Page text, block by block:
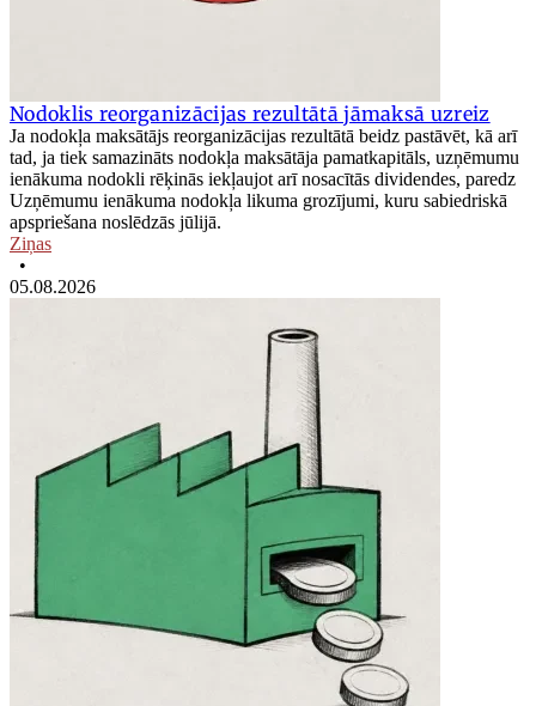
Nodoklis reorganizācijas rezultātā jāmaksā uzreiz
Ja nodokļa maksātājs reorganizācijas rezultātā beidz pastāvēt, kā arī
tad, ja tiek samazināts nodokļa maksātāja pamatkapitāls, uzņēmumu
ienākuma nodokli rēķinās iekļaujot arī nosacītās dividendes, paredz
Uzņēmumu ienākuma nodokļa likuma grozījumi, kuru sabiedriskā
apspriešana noslēdzās jūlijā.
Ziņas
•
05.08.2026